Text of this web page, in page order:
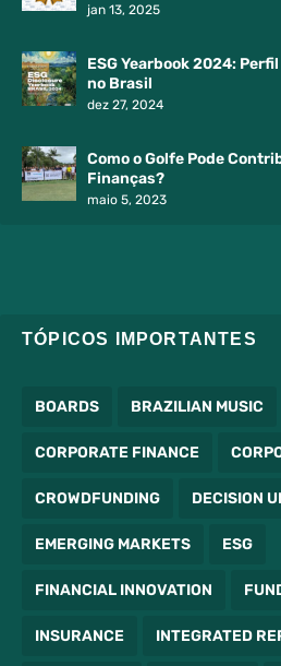
jan 13, 2025
ESG Yearbook 2024:
no Brasil
dez 27, 2024
Como o Golfe Pode
Finanças?
maio 5, 2023
TÓPICOS IMPORTANTES
BOARDS BRAZILIAN MUSIC
CORPORATE FINANCE
CROWDFUNDING DECISION
EMERGING MARKETS ESG
FINANCIAL INNOVATION
INSURANCE INTEGRATED